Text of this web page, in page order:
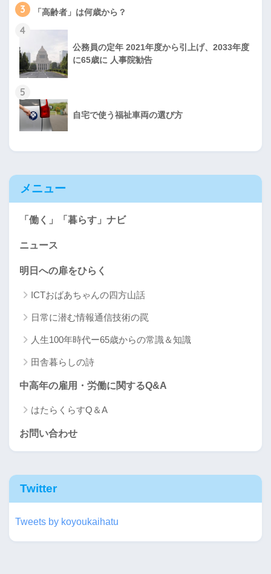
3 「高齢者」は何歳から？
4
公務員の定年 2021年度から引上げ、2033年度
に65歳に 人事院勧告
5
自宅で使う福祉車両の選び方
メニュー
「働く」「暮らす」ナビ
ニュース
明日への扉をひらく
ICTおばあちゃんの四方山話
日常に潜む情報通信技術の罠
人生100年時代ー65歳からの常識＆知識
田舎暮らしの詩
中高年の雇用・労働に関するQ&A
はたらくらすQ＆A
お問い合わせ
Twitter
Tweets by koyoukaihatu